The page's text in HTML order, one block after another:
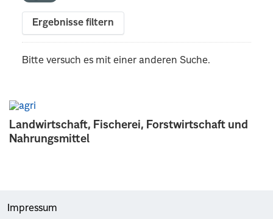
Landwirtschaft, Fischerei, Forstwirtschaft und
Nahrungsmittel
Ergebnisse filtern
Bitte versuch es mit einer anderen Suche.
Impressum